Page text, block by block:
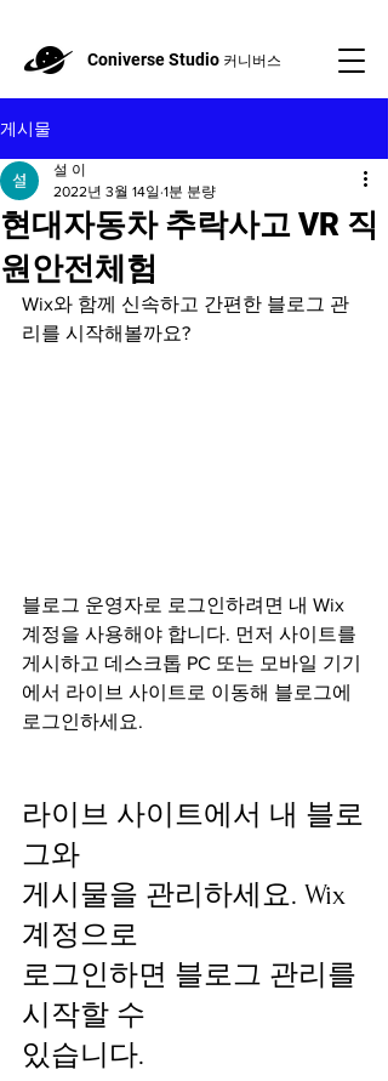
Coniverse Studio 커니버스
게시물
현대자동차 추락사고 VR 직
원안전체험
설 이
2022년 3월 14일 1분 분량
Wix와 함께 신속하고 간편한 블로그 관
리를 시작해볼까요?
블로그 운영자로 로그인하려면 내 Wix
계정을 사용해야 합니다. 먼저 사이트를
게시하고 데스크톱 PC 또는 모바일 기기
에서 라이브 사이트로 이동해 블로그에
로그인하세요.
라이브 사이트에서 내 블로
그와
게시물을 관리하세요. Wix
계정으로
로그인하면 블로그 관리를
시작할 수
있습니다.